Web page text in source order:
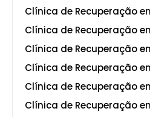
Clínica de Recuperação
Clínica de Recuperação
Clínica de Recuperação
Clínica de Recuperação
Clínica de Recuperação
Clínica de Recuperação